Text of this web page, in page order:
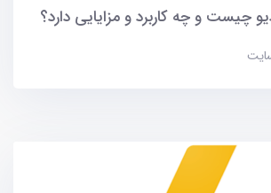
چیست و چه کاربرد و مزایایی دارد؟